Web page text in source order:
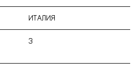
ИТАЛИЯ
3